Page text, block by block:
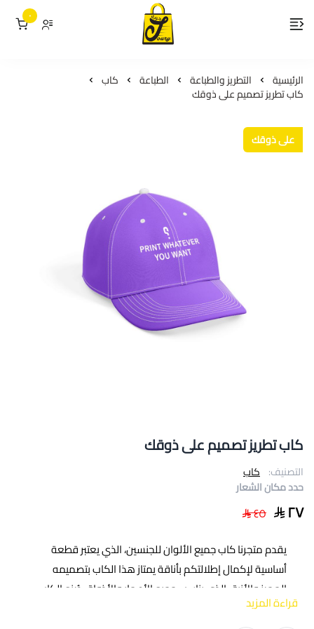
لمسات جوري
٠
الرئيسية التطريز والطباعة الطباعة كاب
كاب تطريز تصميم على ذوقك
على ذوقك
كاب تطريز تصميم على ذوقك
التصنيف: كاب
حدد مكان الشعار
٢٧ ٤٥
يقدم متجرنا كاب جميع الألوان للجنسين، الذي يعتبر قطعة
أساسية لإكمال إطلالتكم بأناقة يمتاز هذا الكاب بتصميمه
المميز والأنيق الذي يناسب جميع الأعمار والأذواق صُنع الكاب
بجودة عالية من خامات متينة ومريحة لضمان الاستدامة
قراءة المزيد